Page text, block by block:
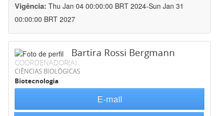
Vigência: Thu Jan 04 00:00:00 BRT 2024-Sun Jan 31
00:00:00 BRT 2027
Bartira Rossi Bergmann
COORDENADOR(A)
CIÊNCIAS BIOLÓGICAS
Biotecnologia
E-mail